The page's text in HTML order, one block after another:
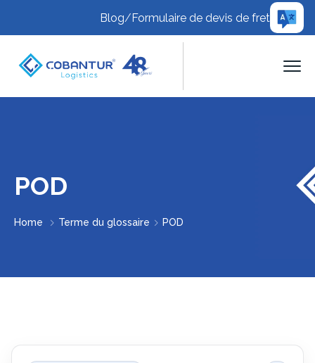
Blog/Formulaire de devis de fret
POD
Home Terme du glossaire POD